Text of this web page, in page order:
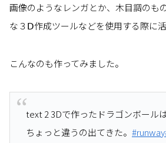
画像のようなレンガとか、木目調のも
な３Ⅾ作成ツールなどを使用する際に活
こんなのも作ってみました。
text 2 3Dで作ったドラゴンボール
ちょっと違うの出てきた。 #runway